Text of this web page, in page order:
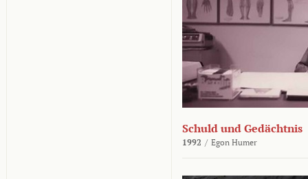
Schuld und Gedächtnis
1992 / Egon Humer